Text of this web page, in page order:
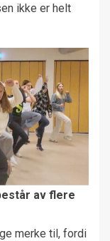
ikke er helt
av flere
merke til, fordi